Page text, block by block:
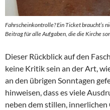
Fahrscheinkontrolle? Ein Ticket braucht’s
Beitrag für alle Aufgaben, die die Kirche
Dieser Rückblick auf den
keine Kritik sein an der Art,
an den übrigen Sonntagen
hinweisen, dass es viele
neben dem stillen, innerlichen